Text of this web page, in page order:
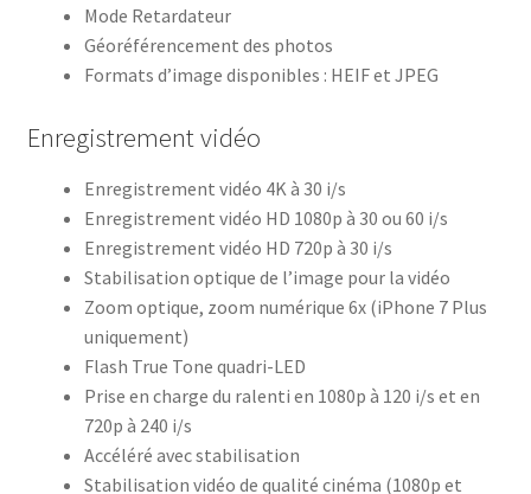
Mode Retardateur
Géoréférencement des photos
Formats d’image disponibles : HEIF et JPEG
Enregistrement vidéo
Enregistrement vidéo 4K à 30 i/s
Enregistrement vidéo HD 1080p à 30 ou 60 i/s
Enregistrement vidéo HD 720p à 30 i/s
Stabilisation optique de l’image pour la vidéo
Zoom optique, zoom numérique 6x (iPhone 7 Plus
uniquement)
Flash True Tone quadri-LED
Prise en charge du ralenti en 1080p à 120 i/s et en
720p à 240 i/s
Accéléré avec stabilisation
Stabilisation vidéo de qualité cinéma (1080p et